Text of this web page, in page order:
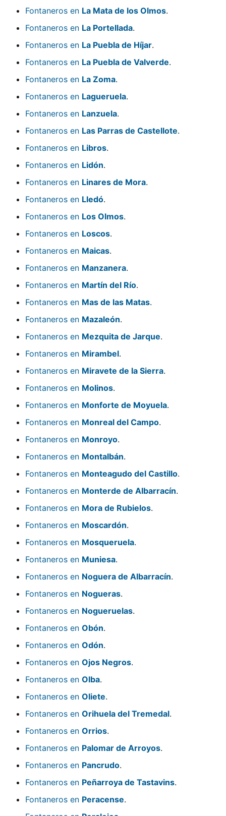
Fontaneros en La Mata de los Olmos.
Fontaneros en La Portellada.
Fontaneros en La Puebla de Híjar.
Fontaneros en La Puebla de Valverde.
Fontaneros en La Zoma.
Fontaneros en Lagueruela.
Fontaneros en Lanzuela.
Fontaneros en Las Parras de Castellote.
Fontaneros en Libros.
Fontaneros en Lidón.
Fontaneros en Linares de Mora.
Fontaneros en Lledó.
Fontaneros en Los Olmos.
Fontaneros en Loscos.
Fontaneros en Maicas.
Fontaneros en Manzanera.
Fontaneros en Martín del Río.
Fontaneros en Mas de las Matas.
Fontaneros en Mazaleón.
Fontaneros en Mezquita de Jarque.
Fontaneros en Mirambel.
Fontaneros en Miravete de la Sierra.
Fontaneros en Molinos.
Fontaneros en Monforte de Moyuela.
Fontaneros en Monreal del Campo.
Fontaneros en Monroyo.
Fontaneros en Montalbán.
Fontaneros en Monteagudo del Castillo.
Fontaneros en Monterde de Albarracín.
Fontaneros en Mora de Rubielos.
Fontaneros en Moscardón.
Fontaneros en Mosqueruela.
Fontaneros en Muniesa.
Fontaneros en Noguera de Albarracín.
Fontaneros en Nogueras.
Fontaneros en Nogueruelas.
Fontaneros en Obón.
Fontaneros en Odón.
Fontaneros en Ojos Negros.
Fontaneros en Olba.
Fontaneros en Oliete.
Fontaneros en Orihuela del Tremedal.
Fontaneros en Orrios.
Fontaneros en Palomar de Arroyos.
Fontaneros en Pancrudo.
Fontaneros en Peñarroya de Tastavins.
Fontaneros en Peracense.